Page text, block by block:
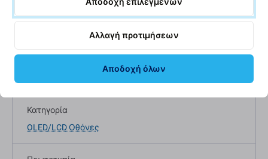
Προδιαγραφές
Κατηγορία
OLED/LCD Οθόνες
Αλλαγή προτιμήσεων
Αποδοχή όλων